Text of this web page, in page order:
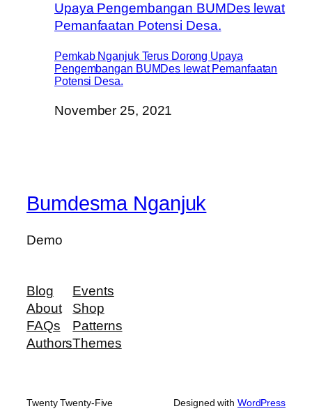
Pemkab Nganjuk Terus Dorong Upaya
Pengembangan BUMDes lewat Pemanfaatan
Potensi Desa.
November 25, 2021
Bumdesma Nganjuk
Demo
Blog
About
FAQs
Authors
Events
Shop
Patterns
Themes
Twenty Twenty-Five Designed with WordPress